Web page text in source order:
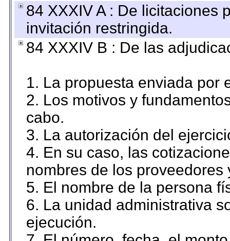
84 XXXIV A : De licitaciones
invitación restringida.
84 XXXIV B : De las
1. La propuesta enviada por
2. Los motivos y
cabo.
3. La autorización del
4. En su caso, las
nombres de los proveedores
5. El nombre de la persona
6. La unidad administrativa
ejecución.